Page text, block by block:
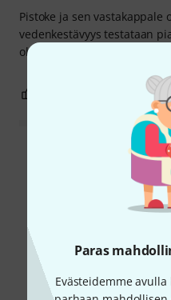
Paras
Evästeidemme
Pistoke ja sen vastakappale
vedenkestävyys testataan
olla. Hyvin suunniteltu ja
Lue